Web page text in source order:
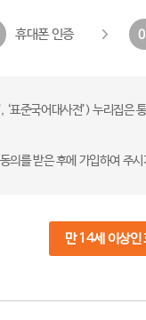
휴대폰 인증
‘표준국어대사전’) 누리집
의를 받은 후에 가입하여 주
만 14세 이상인